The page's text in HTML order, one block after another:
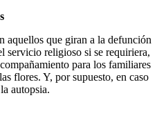
aquellos que giran a la defunción
servicio religioso si se requiriera,
para los familiares
flores. Y, por supuesto, en caso
autopsia.